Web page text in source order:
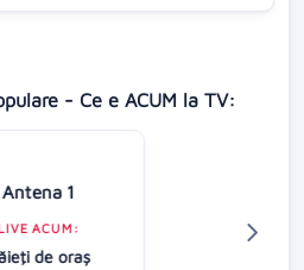
- Ce e ACUM la TV:
Antena 1
ACUM:
de oraş